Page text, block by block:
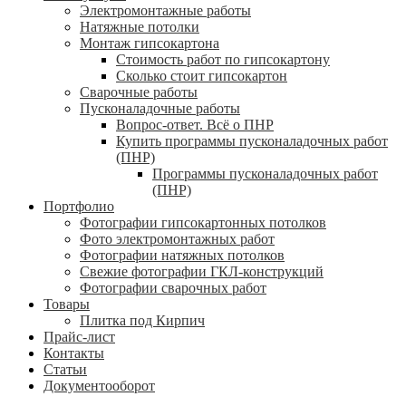
Электромонтажные работы
Натяжные потолки
Монтаж гипсокартона
Стоимость работ по гипсокартону
Сколько стоит гипсокартон
Сварочные работы
Пусконаладочные работы
Вопрос-ответ. Всё о ПНР
Купить программы пусконаладочных работ
(ПНР)
Программы пусконаладочных работ
(ПНР)
Портфолио
Фотографии гипсокартонных потолков
Фото электромонтажных работ
Фотографии натяжных потолков
Свежие фотографии ГКЛ-конструкций
Фотографии сварочных работ
Товары
Плитка под Кирпич
Прайс-лист
Контакты
Статьи
Документооборот